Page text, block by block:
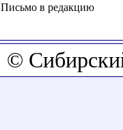
Письмо в редакцию
©